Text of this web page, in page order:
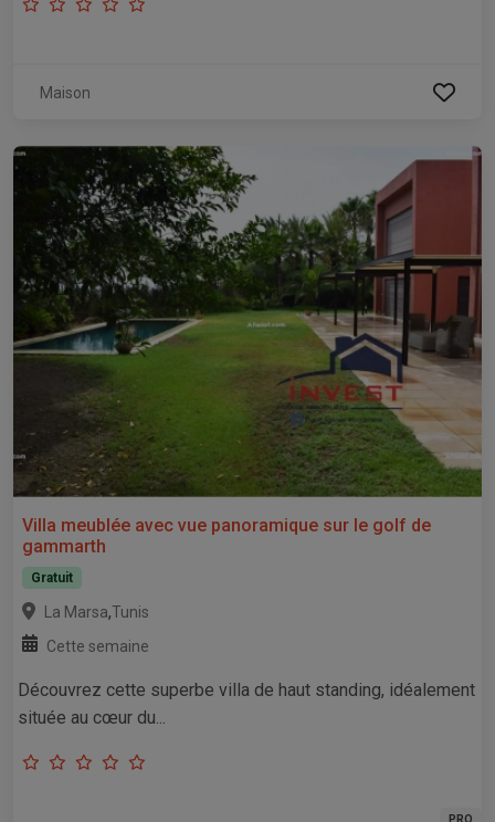
Maison
Villa meublée avec vue panoramique sur le golf de
gammarth
Gratuit
La Marsa,Tunis
Cette semaine
Découvrez cette superbe villa de haut standing, idéalement
située au cœur du...